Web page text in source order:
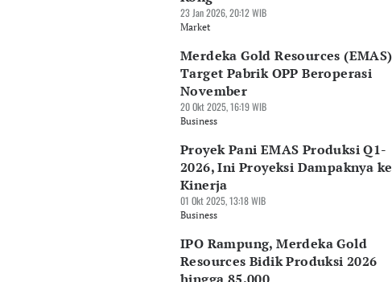
23 Jan 2026, 20:12 WIB
Market
Merdeka Gold Resources (EMAS)
Target Pabrik OPP Beroperasi
November
20 Okt 2025, 16:19 WIB
Business
Proyek Pani EMAS Produksi Q1-
2026, Ini Proyeksi Dampaknya ke
Kinerja
01 Okt 2025, 13:18 WIB
Business
IPO Rampung, Merdeka Gold
Resources Bidik Produksi 2026